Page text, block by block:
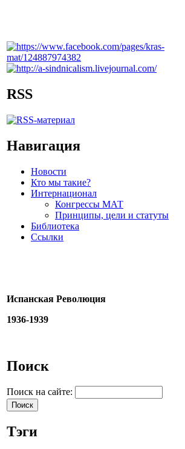
RSS
Навигация
Новости
Кто мы такие?
Интернационал
Конгрессы МАТ
Принципы, цели и статуты
Библиотека
Ссылки
Испанская Революция
1936-1939
Поиск
Поиск на сайте:
Тэги